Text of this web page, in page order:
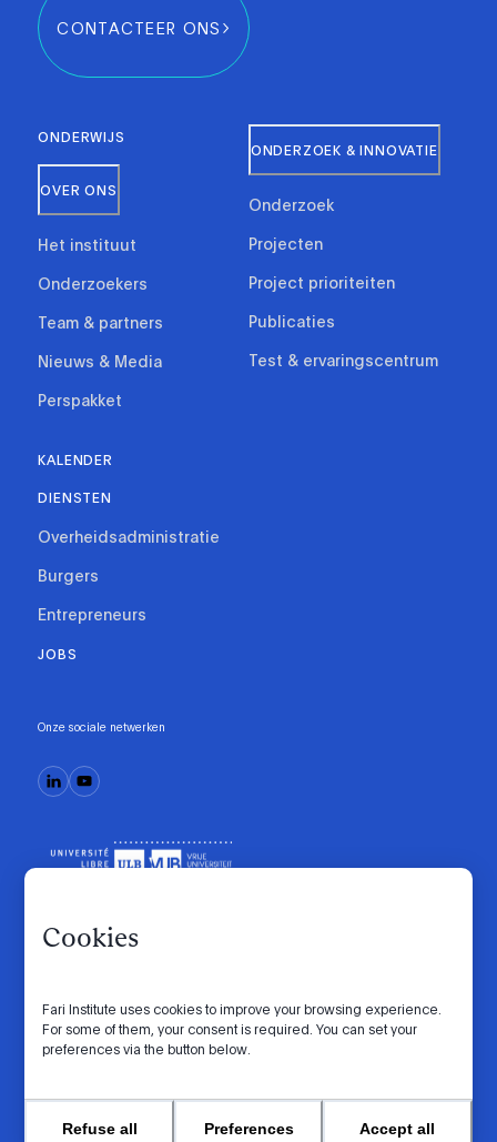
Cookies
Fari Institute uses cookies to improve your browsing experience.
For some of them, your consent is required. You can set your
preferences via the button below.
Refuse all Preferences Accept all
CONTACTEER ONS
ONDERWIJS
OVER ONS
Het instituut
Onderzoekers
Team & partners
Nieuws & Media
Perspakket
ONDERZOEK & INNOVATIE
Onderzoek
Projecten
Project prioriteiten
Publicaties
Test & ervaringscentrum
KALENDER
DIENSTEN
Overheidsadministratie
Burgers
Entrepreneurs
JOBS
Onze sociale netwerken
Gedragscode Manifesto Intranet
Cookie-instellingen Privacybeleid
© 2026 FARI. Alle rechten voorbehouden.